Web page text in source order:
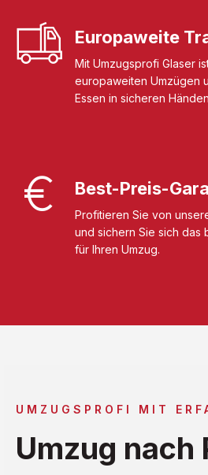
Europaweite
Mit Umzugsprofi Glaser
europaweiten Umzügen
Essen in sicheren
Best-Preis-
Profitieren Sie von
und sichern Sie sich das
für Ihren Umzug.
UMZUGSPROFI MIT
Umzug nach